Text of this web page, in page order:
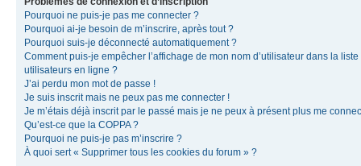
Pourquoi ne puis-je pas me connecter ?
Pourquoi ai-je besoin de m’inscrire, après tout ?
Pourquoi suis-je déconnecté automatiquement ?
Comment puis-je empêcher l’affichage de mon nom d’utilisateur dans la liste
utilisateurs en ligne ?
J’ai perdu mon mot de passe !
Je suis inscrit mais ne peux pas me connecter !
Je m’étais déjà inscrit par le passé mais je ne peux à présent plus me
Qu’est-ce que la COPPA ?
Pourquoi ne puis-je pas m’inscrire ?
À quoi sert « Supprimer tous les cookies du forum » ?